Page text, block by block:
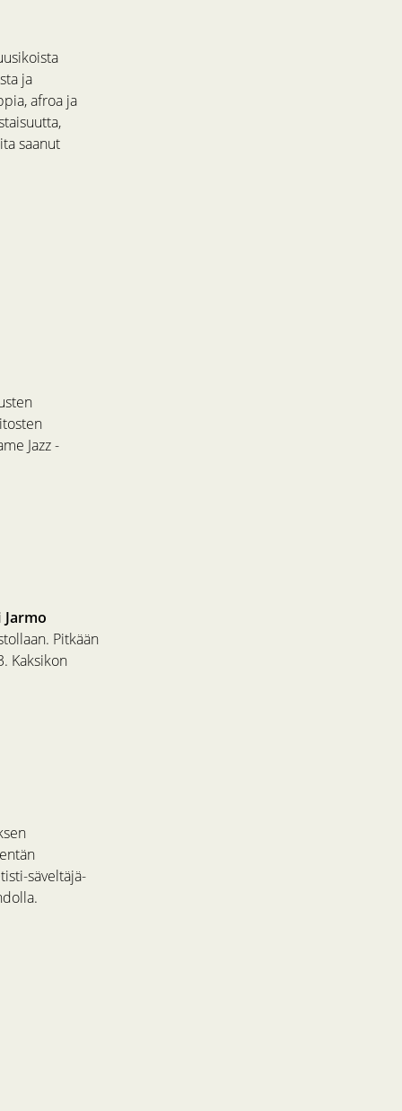
ja
afroa ja
saanut
Jazz -
Jarmo
Pitkään
Kaksikon
säveltäjä-